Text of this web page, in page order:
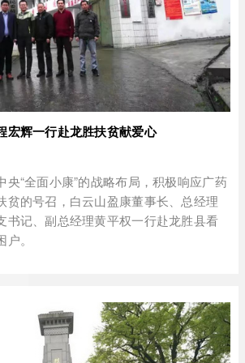
宏辉一行赴龙胜扶贫献爱心
央“全面小康”的战略布局，积极响应广药
贫的号召，白云山盈康董事长、总经理
书记、副总经理黄平权一行赴龙胜县看
。